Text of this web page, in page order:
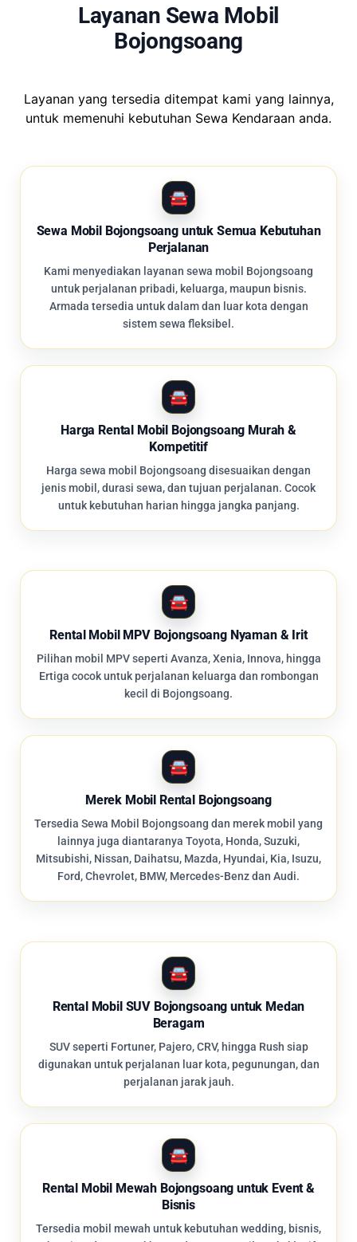
Layanan Sewa Mobil
Bojongsoang
Layanan yang tersedia ditempat kami yang lainnya,
untuk memenuhi kebutuhan Sewa Kendaraan anda.
Sewa Mobil Bojongsoang untuk Semua Kebutuhan
Perjalanan
Kami menyediakan layanan sewa mobil Bojongsoang
untuk perjalanan pribadi, keluarga, maupun bisnis.
Armada tersedia untuk dalam dan luar kota dengan
sistem sewa fleksibel.
Harga Rental Mobil Bojongsoang Murah &
Kompetitif
Harga sewa mobil Bojongsoang disesuaikan dengan
jenis mobil, durasi sewa, dan tujuan perjalanan. Cocok
untuk kebutuhan harian hingga jangka panjang.
Rental Mobil MPV Bojongsoang Nyaman & Irit
Pilihan mobil MPV seperti Avanza, Xenia, Innova, hingga
Ertiga cocok untuk perjalanan keluarga dan rombongan
kecil di Bojongsoang.
Merek Mobil Rental Bojongsoang
Tersedia Sewa Mobil Bojongsoang dan merek mobil yang
lainnya juga diantaranya Toyota, Honda, Suzuki,
Mitsubishi, Nissan, Daihatsu, Mazda, Hyundai, Kia, Isuzu,
Ford, Chevrolet, BMW, Mercedes-Benz dan Audi.
Rental Mobil SUV Bojongsoang untuk Medan
Beragam
SUV seperti Fortuner, Pajero, CRV, hingga Rush siap
digunakan untuk perjalanan luar kota, pegunungan, dan
perjalanan jarak jauh.
Rental Mobil Mewah Bojongsoang untuk Event &
Bisnis
Tersedia mobil mewah untuk kebutuhan wedding, bisnis,